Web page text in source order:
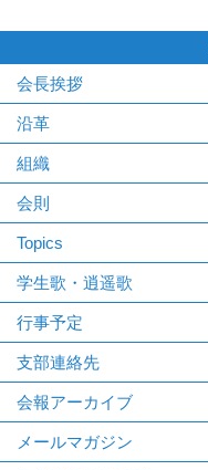
会長挨拶
沿革
組織
会則
Topics
学生歌・逍遥歌
行事予定
支部連絡先
会報アーカイブ
メールマガジン